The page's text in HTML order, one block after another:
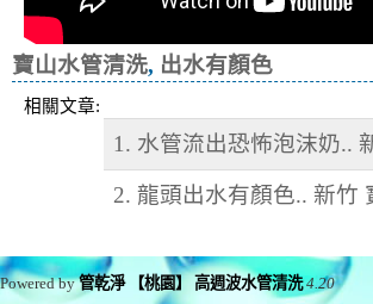
寶山水管清洗, 出水有顏色
相關文章:
1. 水管流出恐怖泡沫奶..
2. 龍頭出水有顏色.. 新竹
Powered by管乾淨 【桃園】 高週波水管清洗 4.20